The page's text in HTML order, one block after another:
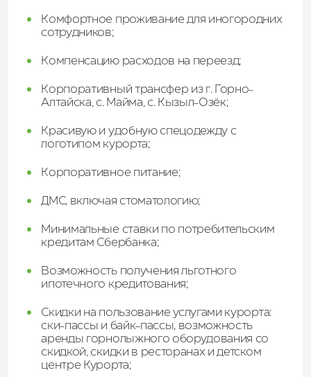
Комфортное проживание для иногородних
сотрудников;
Компенсацию расходов на переезд;
Корпоративный трансфер из г. Горно-
Алтайска, с. Майма, с. Кызыл-Озёк;
Красивую и удобную спецодежду с
логотипом курорта;
Корпоративное питание;
ДМС, включая стоматологию;
Минимальные ставки по потребительским
кредитам Сбербанка;
Возможность получения льготного
ипотечного кредитования;
Скидки на пользование услугами курорта:
ски-пассы и байк-пассы, возможность
аренды горнолыжного оборудования со
скидкой, скидки в ресторанах и детском
центре Курорта;